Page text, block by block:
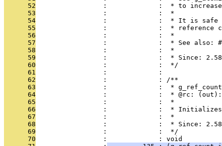
      52
:             :  * to
      53
                 :             :  *
      54
:             :  * It is
      55
:             :  * reference
      56
                 :             :  *
      57
:             :  * See also:
      58
                 :             :  *
      59
                 :             :  * Since: 2.58
      60
                 :             :  */
      61
                 :             :
      62
                 :             : /**
      63
:             :  *
      64
:             :  * @rc:
      65
                 :             :  *
      66
:             :  *
      67
                 :             :  *
      68
                 :             :  * Since: 2.58
      69
                 :             :  */
      70
                 :             : void